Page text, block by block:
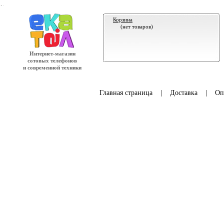
Интернет-магазин
сотовых телефонов
и современной техники
Корзина
(нет товаров)
Главная страница| Доставка|